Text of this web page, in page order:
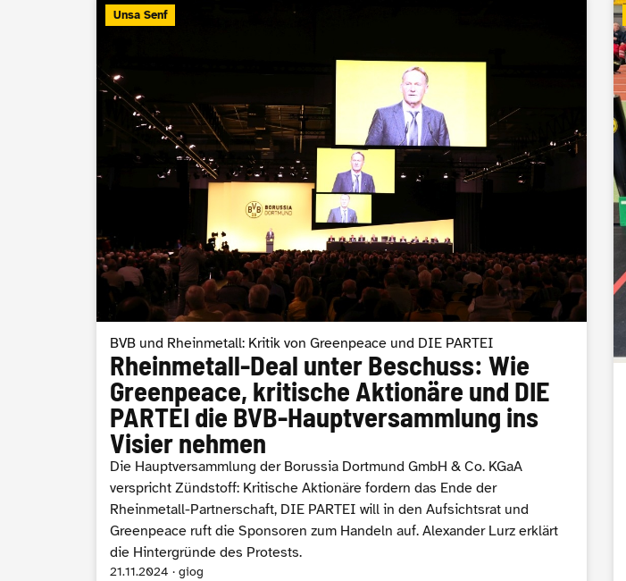
Unsa Senf
BVB und Rheinmetall: Kritik von Greenpeace und DIE PARTEI
Rheinmetall-Deal unter Beschuss: Wie
Greenpeace, kritische Aktionäre und DIE
PARTEI die BVB-Hauptversammlung ins
Visier nehmen
Die Hauptversammlung der Borussia Dortmund GmbH & Co. KGaA
verspricht Zündstoff: Kritische Aktionäre fordern das Ende der
Rheinmetall-Partnerschaft, DIE PARTEI will in den Aufsichtsrat und
Greenpeace ruft die Sponsoren zum Handeln auf. Alexander Lurz erklärt
die Hintergründe des Protests.
21.11.2024 · giog